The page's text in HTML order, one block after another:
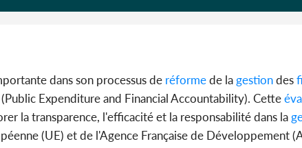
dans son processus de réformede lagestiondes
Expenditure and Financial Accountability). Cette
la transparence, l'efficacité et la responsabilité dans la
(UE) et de l'Agence Française de Développement